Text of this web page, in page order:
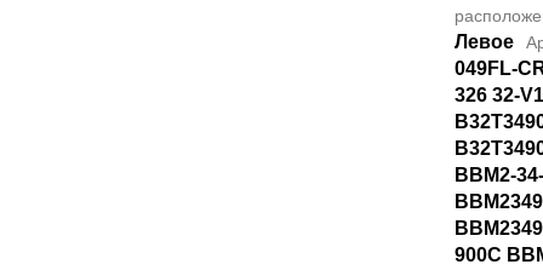
Левое
049FL-
326 32-
BBM2-
900C